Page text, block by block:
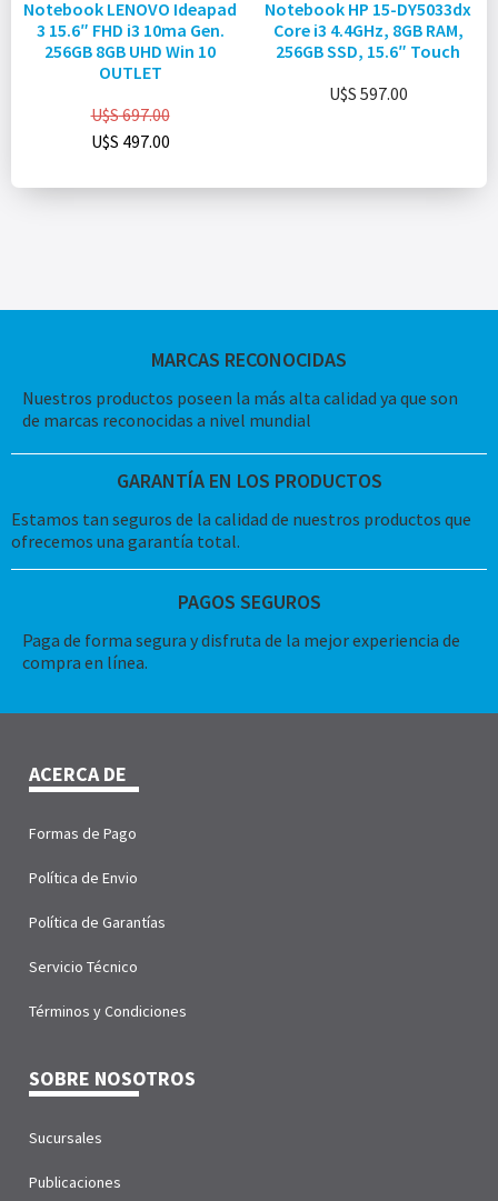
Notebook LENOVO Ideapad
3 15.6″ FHD i3 10ma Gen.
256GB 8GB UHD Win 10
OUTLET
U$S697.00
U$S 497.00
Notebook HP 15-DY5033dx
Core i3 4.4GHz, 8GB RAM,
256GB SSD, 15.6″ Touch
U$S 597.00
MARCAS RECONOCIDAS
Nuestros productos poseen la más alta calidad ya que son
de marcas reconocidas a nivel mundial
GARANTÍA EN LOS PRODUCTOS
Estamos tan seguros de la calidad de nuestros productos que
ofrecemos una garantía total.
PAGOS SEGUROS
Paga de forma segura y disfruta de la mejor experiencia de
compra en línea.
ACERCA DE
Formas de Pago
Política de Envio
Política de Garantías
Servicio Técnico
Términos y Condiciones
SOBRE NOSOTROS
Sucursales
Publicaciones